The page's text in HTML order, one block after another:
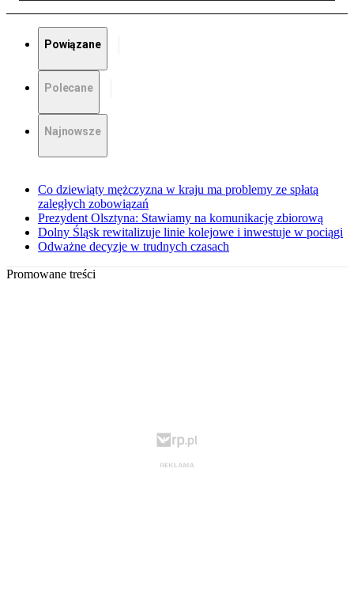
Powiązane
Polecane
Najnowsze
Co dziewiąty mężczyzna w kraju ma problemy ze spłatą
zaległych zobowiązań
Prezydent Olsztyna: Stawiamy na komunikację zbiorową
Dolny Śląsk rewitalizuje linie kolejowe i inwestuje w pociągi
Odważne decyzje w trudnych czasach
Promowane treści